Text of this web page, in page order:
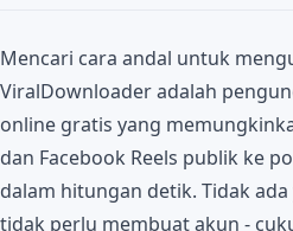
Mencari cara andal untuk
ViralDownloader adalah
online gratis yang
dan Facebook Reels publik ke
dalam hitungan detik. Tidak
tidak perlu membuat akun -